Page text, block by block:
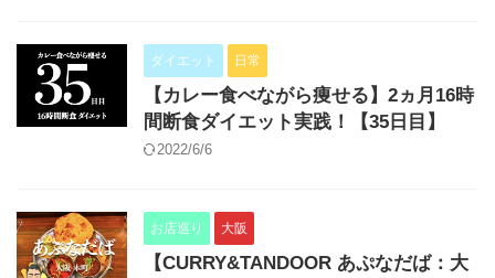
ダイエット 日常
【カレー食べながら痩せる】2ヵ月16時
間断食ダイエット実践！【35日目】
2022/6/6
お店巡り 大阪
【CURRY&TANDOOR あぷなだば：大